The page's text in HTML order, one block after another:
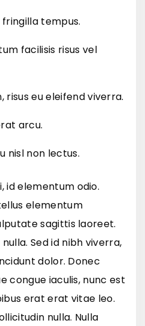
tempus.
facilisis risus vel
risus eu eleifend viverra.
arcu.
nisl non lectus.
id elementum odio.
elementum
sagittis laoreet.
Sed id nibh viverra,
dolor. Donec
congue iaculis, nunc est
erat erat vitae leo.
nulla. Nulla